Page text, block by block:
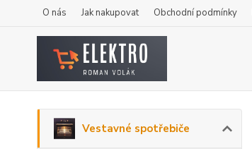
O nás Jak nakupovat Obchodní podmínky
Vestavné spotřebiče